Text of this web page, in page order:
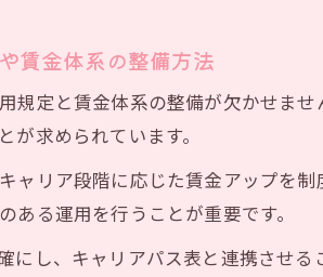
給仕組み導入を放課後等デイサービス
課後等デイサービス職場環境改善の
課後等デイサービスで講じる人材育成
キャリアパス要件Ⅱ・Ⅲを満たす放課
を支える放課後等デイサービスの現
課後等デイサービス加算取得へ現場
賃金体系の整備方法
規定と賃金体系の整備が欠かせま
求められています。
ャリア段階に応じた賃金アップを
る運用を行うことが重要です。
にし、キャリアパス表と連携させ